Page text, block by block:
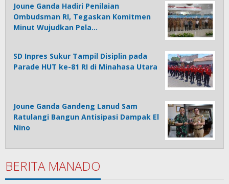
Joune Ganda Hadiri Penilaian
Ombudsman RI, Tegaskan Komitmen
Minut Wujudkan Pela…
SD Inpres Sukur Tampil Disiplin pada
Parade HUT ke-81 RI di Minahasa Utara
Joune Ganda Gandeng Lanud Sam
Ratulangi Bangun Antisipasi Dampak El
Nino
BERITA MANADO